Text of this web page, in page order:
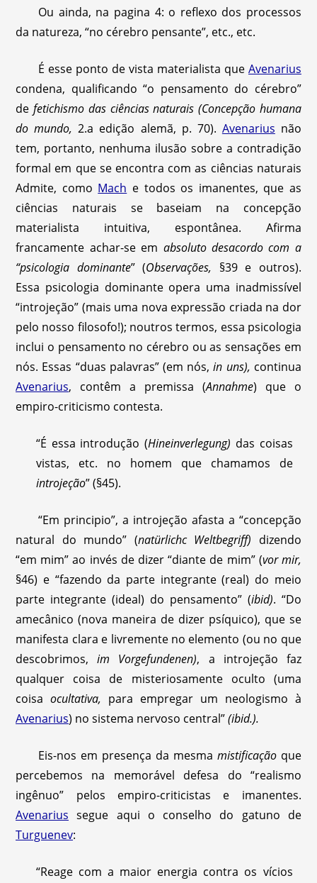
Ou ainda, na pagina 4: o reflexo dos processos
da natureza, “no cérebro pensante”, etc., etc.
É esse ponto de vista materialista que Avenarius
condena, qualificando “o pensamento do cérebro”
de fetichismo das ciências naturais (Concepção humana
do mundo, 2.a edição alemã, p. 70). Avenarius não
tem, portanto, nenhuma ilusão sobre a contradição
formal em que se encontra com as ciências naturais
Admite, como Mach e todos os imanentes, que as
ciências naturais se baseiam na concepção
materialista intuitiva, espontânea. Afirma
francamente achar-se em absoluto desacordo com a
“psicologia dominante” (Observações, §39 e outros).
Essa psicologia dominante opera uma inadmissível
“introjeção” (mais uma nova expressão criada na dor
pelo nosso filosofo!); noutros termos, essa psicologia
inclui o pensamento no cérebro ou as sensações em
nós. Essas “duas palavras” (em nós,in uns), continua
Avenarius, contêm a premissa (Annahme) que o
empiro-criticismo contesta.
“É essa introdução (Hineinverlegung) das coisas
vistas, etc. no homem que chamamos de
introjeção” (§45).
“Em principio”, a introjeção afasta a “concepção
natural do mundo” (natürlichc Weltbegriff) dizendo
“em mim” ao invés de dizer “diante de mim” (vor mir,
§46) e “fazendo da parte integrante (real) do meio
parte integrante (ideal) do pensamento” (ibid). “Do
amecânico (nova maneira de dizer psíquico), que se
manifesta clara e livremente no elemento (ou no que
descobrimos,im Vorgefundenen), a introjeção faz
qualquer coisa de misteriosamente oculto (uma
coisaocultativa, para empregar um neologismo à
Avenarius) no sistema nervoso central”(ibid.).
Eis-nos em presença da mesma mistificaçãoque
percebemos na memorável defesa do “realismo
ingênuo” pelos empiro-criticistas e imanentes.
Avenarius segue aqui o conselho do gatuno de
Turguenev:
“Reage com a maior energia contra os vícios